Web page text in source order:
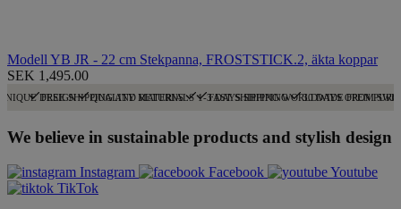
Modell YB JR - 22 cm Stekpanna, FROSTSTICK.2, äkta koppar
SEK 1,495.00
DESIGN QUALITY MATERIALS FAST SHIPPING WORLDWIDE FROM
FREE SHIPPING AND RETURNS 1-3 DAYS SHIPPING 30 DAYS OPEN
We believe in sustainable products and stylish design
Instagram Facebook
Youtube
TikTok